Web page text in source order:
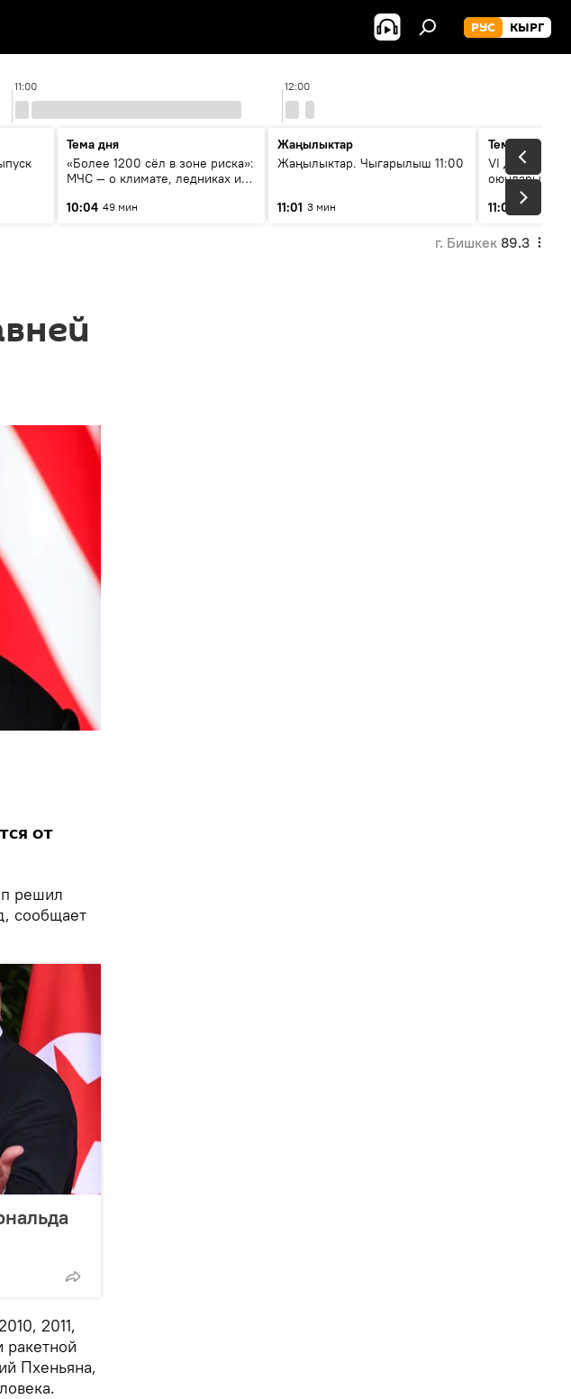
РУС КЫРГ
11:00 12:00
Тема дня
«Более 1200 сёл в зоне риска»:
МЧС — о климате, ледниках и
населения
10:04 49 мин
Жаңылыктар
Жаңылыктар. Чыгарылыш 11:00
11:01 3 мин
Тема дня
VI Дүйнөлүк
оюндарына
калды:
этапка жетти?
11:04 47 мин
г. Бишкек 89.3
от
решил
сообщает
2011,
ракетной
Пхеньяна,